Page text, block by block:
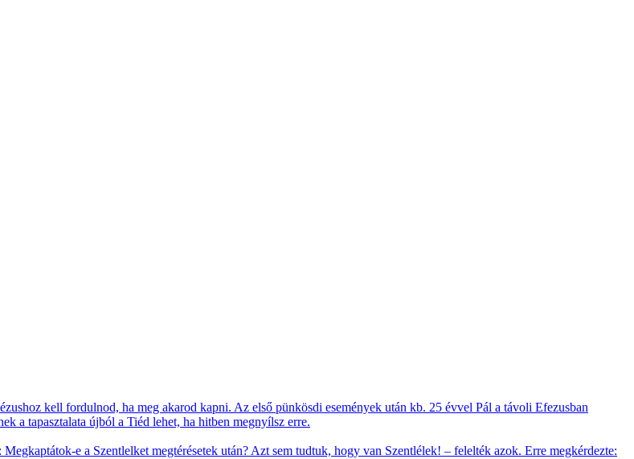
kell fordulnod, ha meg akarod kapni. Az első pünkösdi események után kb. 25 évvel Pál a távoli Efezusban
a tapasztalata újból a Tiéd lehet, ha hitben megnyílsz erre.
e a Szentlelket megtérésetek után? Azt sem tudtuk, hogy van Szentlélek! – felelték azok. Erre megkérdezte: